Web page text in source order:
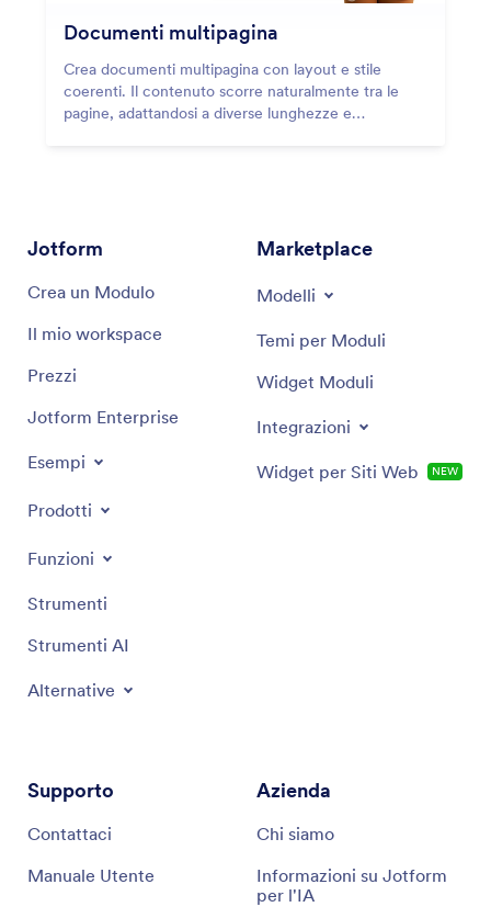
Documenti multipagina
Crea documenti multipagina con layout e stile
coerenti. Il contenuto scorre naturalmente tra le
pagine, adattandosi a diverse lunghezze e
Jotform
Crea un Modulo
Il mio workspace
Prezzi
Jotform Enterprise
Esempi
Prodotti
Funzioni
Strumenti
Strumenti AI
Alternative
Marketplace
Modelli
Temi per Moduli
Widget Moduli
Integrazioni
Widget per Siti Web NEW
Supporto
Contattaci
Manuale Utente
Azienda
Chi siamo
Informazioni su Jotform
per l'IA